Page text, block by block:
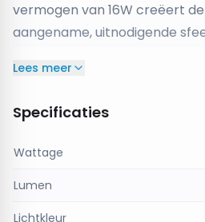
vermogen van 16W creëert
aangename, uitnodigende
geschikt voor het gelijkmatig
hoge kleurweergave-index
natuurgetrouw
Met een royale lengte van
mat zwarte afwerking vormt
Lees meer
Specificaties
Wattage
Lumen
Lichtkleur